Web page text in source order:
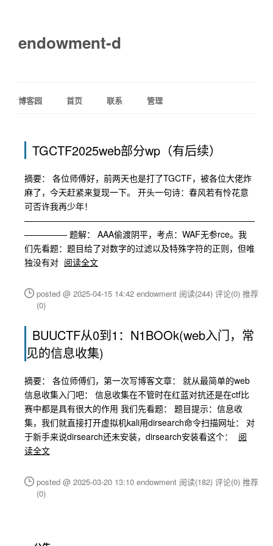
endowment-d
博客园 首页 联系 管理
TGCTF2025web部分wp（有后续）
摘要： 各位师傅好，前两天也是打了TGCTF，被各位大佬炸
麻了，今天赶紧来复现一下。 开头一句诗：春风若有怜花意
可否许我再少年！
———————————————————————————
————— 题解： AAA偷渡阴平，考点：WAF无参rce。我
们先看题：题目给了对数字的过滤以及特殊字符的正则，但唯
独没有对 阅读全文
posted @ 2025-04-15 14:42 endowment 阅读(244) 评论(0) 推荐
(0)
BUUCTF从0到1：N1BOOk(web入门，常
见的信息收集)
摘要： 各位师傅们，第一次写博客文章： 就从最简单的web
信息收集入门吧： 信息收集在不管时在红蓝对抗还是在ctf比
赛中都是具有很大的作用 我们先看题： 题目提示：信息收
集，我们就直接打开虚拟机kali用dirsearch命令扫描网址： 对
于新手来说dirsearch还未安装，dirsearch安装看这个：
阅
读全文
posted @ 2025-03-20 13:10 endowment 阅读(182) 评论(0) 推荐
(0)